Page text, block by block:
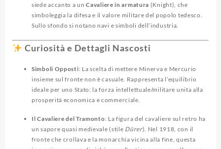
siede accanto a unCavaliere in armatura (Knight), che
simboleggia la difesa e il valore militare del popolo tedesco.
Sullo sfondo si notano navi e simboli dell’industria.
Curiosità e Dettagli Nascosti
Simboli Opposti: La scelta di mettere Minerva e Mercurio
insieme sul fronte non è casuale. Rappresenta l’equilibrio
ideale per uno Stato: la forza intellettuale/militare unita alla
prosperità economica e commerciale.
Il Cavaliere del Tramonto: La figura del cavaliere sul retro ha
un sapore quasi medievale (stile Dürer). Nel 1918, con il
fronte che crollava e la monarchia vicina alla fine, questa